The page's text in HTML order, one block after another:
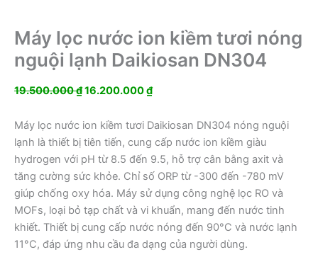
Máy lọc nước ion kiềm tươi nóng
nguội lạnh Daikiosan DN304
19.500.000₫Giá
là:
19.500.000 ₫.
16.200.000₫Giá
tại
là:
16.200.000 ₫.
Máy lọc nước ion kiềm tươi Daikiosan DN304 nóng nguội
lạnh là thiết bị tiên tiến, cung cấp nước ion kiềm giàu
hydrogen với pH từ 8.5 đến 9.5, hỗ trợ cân bằng axit và
tăng cường sức khỏe. Chỉ số ORP từ -300 đến -780 mV
giúp chống oxy hóa. Máy sử dụng công nghệ lọc RO và
MOFs, loại bỏ tạp chất và vi khuẩn, mang đến nước tinh
khiết. Thiết bị cung cấp nước nóng đến 90°C và nước lạnh
11°C, đáp ứng nhu cầu đa dạng của người dùng.